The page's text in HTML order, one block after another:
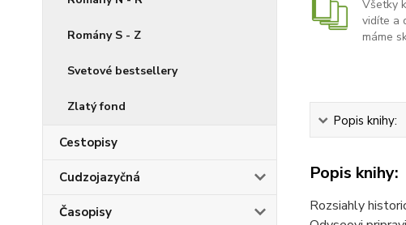
Romány S - Z
Svetové bestsellery
Zlatý fond
Cestopisy
Cudzojazyčná
Časopisy
Všetky
vidíte a
máme
Popis knihy:
Popis knihy:
Rozsiahly